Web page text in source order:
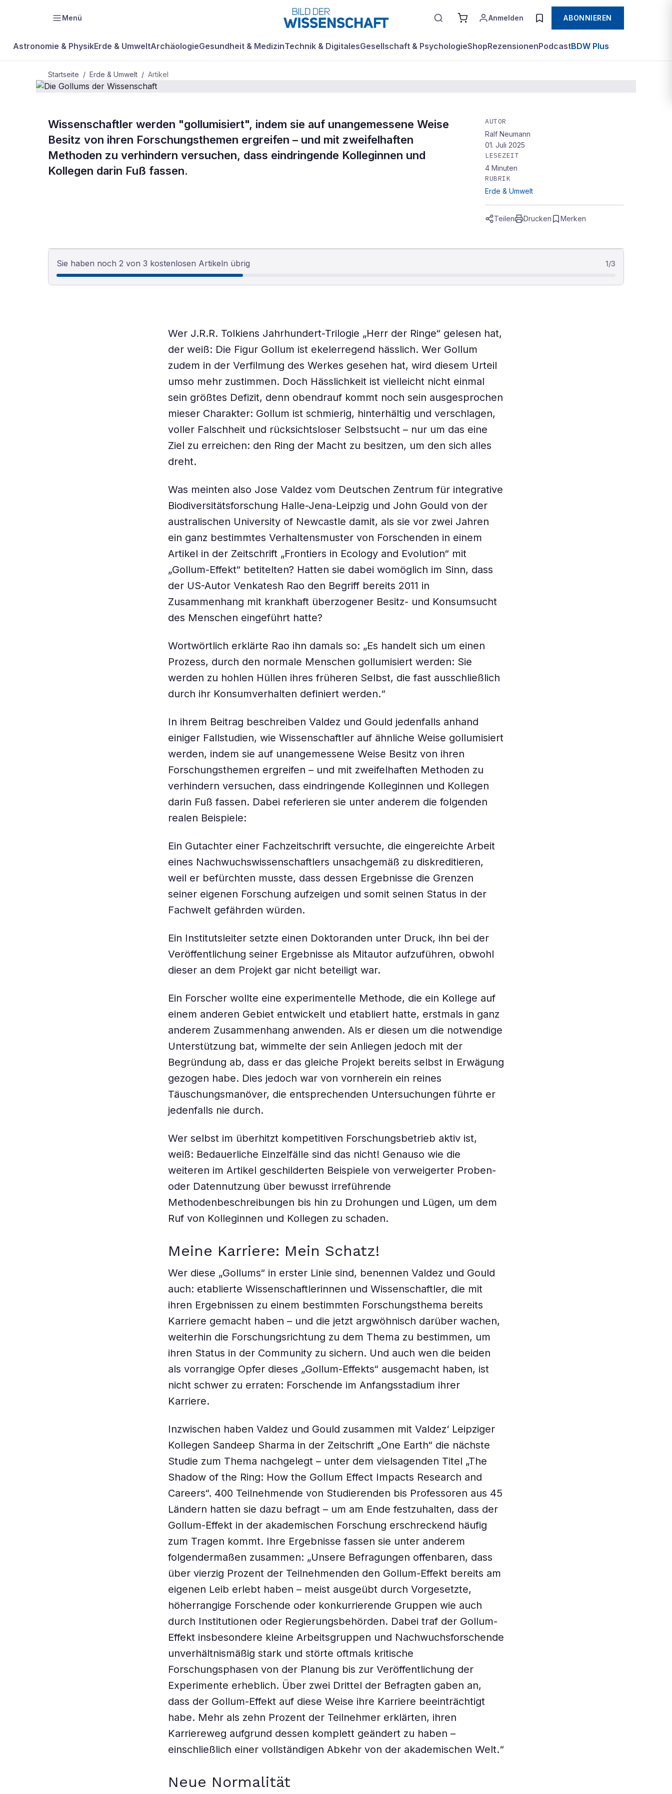
Menü Anmelden ABONNIEREN
Astronomie & PhysikErde & UmweltArchäologieGesundheit & MedizinTechnik & DigitalesGesellschaft & PsychologieShopRezensionenPodcastBDW Plus
Startseite / Erde & Umwelt / Artikel
BDW Plus ERDE & UMWELT
Die Gollums der
Wissenschaft
Wissenschaftler werden "gollumisiert", indem sie auf unangemessene Weise
Besitz von ihren Forschungsthemen ergreifen – und mit zweifelhaften
Methoden zu verhindern versuchen, dass eindringende Kolleginnen und
Kollegen darin Fuß fassen.
AUTOR
Ralf Neumann
01. Juli 2025
LESEZEIT
4 Minuten
RUBRIK
Erde & Umwelt
Teilen Drucken Merken
Sie haben noch 2 von 3 kostenlosen Artikeln übrig 1/3
Wer J.R.R. Tolkiens Jahrhundert-Trilogie „Herr der Ringe“ gelesen hat,
der weiß: Die Figur Gollum ist ekelerregend hässlich. Wer Gollum
zudem in der Verfilmung des Werkes gesehen hat, wird diesem Urteil
umso mehr zustimmen. Doch Hässlichkeit ist vielleicht nicht einmal
sein größtes Defizit, denn obendrauf kommt noch sein ausgesprochen
mieser Charakter: Gollum ist schmierig, hinterhältig und verschlagen,
voller Falschheit und rücksichtsloser Selbstsucht – nur um das eine
Ziel zu erreichen: den Ring der Macht zu besitzen, um den sich alles
dreht.
Was meinten also Jose Valdez vom Deutschen Zentrum für integrative
Biodiversitätsforschung Halle-Jena-Leipzig und John Gould von der
australischen University of Newcastle damit, als sie vor zwei Jahren
ein ganz bestimmtes Verhaltensmuster von Forschenden in einem
Artikel in der Zeitschrift „Frontiers in Ecology and Evolution“ mit
„Gollum-Effekt“ betitelten? Hatten sie dabei womöglich im Sinn, dass
der US-Autor Venkatesh Rao den Begriff bereits 2011 in
Zusammenhang mit krankhaft überzogener Besitz- und Konsumsucht
des Menschen eingeführt hatte?
Wortwörtlich erklärte Rao ihn damals so: „Es handelt sich um einen
Prozess, durch den normale Menschen gollumisiert werden: Sie
werden zu hohlen Hüllen ihres früheren Selbst, die fast ausschließlich
durch ihr Konsumverhalten definiert werden.“
In ihrem Beitrag beschreiben Valdez und Gould jedenfalls anhand
einiger Fallstudien, wie Wissenschaftler auf ähnliche Weise gollumisiert
werden, indem sie auf unangemessene Weise Besitz von ihren
Forschungsthemen ergreifen – und mit zweifelhaften Methoden zu
verhindern versuchen, dass eindringende Kolleginnen und Kollegen
darin Fuß fassen. Dabei referieren sie unter anderem die folgenden
realen Beispiele:
Ein Gutachter einer Fachzeitschrift versuchte, die eingereichte Arbeit
eines Nachwuchswissenschaftlers unsachgemäß zu diskreditieren,
weil er befürchten musste, dass dessen Ergebnisse die Grenzen
seiner eigenen Forschung aufzeigen und somit seinen Status in der
Fachwelt gefährden würden.
Ein Institutsleiter setzte einen Doktoranden unter Druck, ihn bei der
Veröffentlichung seiner Ergebnisse als Mitautor aufzuführen, obwohl
dieser an dem Projekt gar nicht beteiligt war.
Ein Forscher wollte eine experimentelle Methode, die ein Kollege auf
einem anderen Gebiet entwickelt und etabliert hatte, erstmals in ganz
anderem Zusammenhang anwenden. Als er diesen um die notwendige
Unterstützung bat, wimmelte der sein Anliegen jedoch mit der
Begründung ab, dass er das gleiche Projekt bereits selbst in Erwägung
gezogen habe. Dies jedoch war von vornherein ein reines
Täuschungsmanöver, die entsprechenden Untersuchungen führte er
jedenfalls nie durch.
Wer selbst im überhitzt kompetitiven Forschungsbetrieb aktiv ist,
weiß: Bedauerliche Einzelfälle sind das nicht! Genauso wie die
weiteren im Artikel geschilderten Beispiele von verweigerter Proben-
oder Datennutzung über bewusst irreführende
Methodenbeschreibungen bis hin zu Drohungen und Lügen, um dem
Ruf von Kolleginnen und Kollegen zu schaden.
Meine Karriere: Mein Schatz!
Wer diese „Gollums“ in erster Linie sind, benennen Valdez und Gould
auch: etablierte Wissenschaftlerinnen und Wissenschaftler, die mit
ihren Ergebnissen zu einem bestimmten Forschungsthema bereits
Karriere gemacht haben – und die jetzt argwöhnisch darüber wachen,
weiterhin die Forschungsrichtung zu dem Thema zu bestimmen, um
ihren Status in der Community zu sichern. Und auch wen die beiden
als vorrangige Opfer dieses „Gollum-Effekts“ ausgemacht haben, ist
nicht schwer zu erraten: Forschende im Anfangsstadium ihrer
Karriere.
Inzwischen haben Valdez und Gould zusammen mit Valdez‘ Leipziger
Kollegen Sandeep Sharma in der Zeitschrift „One Earth“ die nächste
Studie zum Thema nachgelegt – unter dem vielsagenden Titel „The
Shadow of the Ring: How the Gollum Effect Impacts Research and
Careers“. 400 Teilnehmende von Studierenden bis Professoren aus 45
Ländern hatten sie dazu befragt – um am Ende festzuhalten, dass der
Gollum-Effekt in der akademischen Forschung erschreckend häufig
zum Tragen kommt. Ihre Ergebnisse fassen sie unter anderem
folgendermaßen zusammen: „Unsere Befragungen offenbaren, dass
über vierzig Prozent der Teilnehmenden den Gollum-Effekt bereits am
eigenen Leib erlebt haben – meist ausgeübt durch Vorgesetzte,
höherrangige Forschende oder konkurrierende Gruppen wie auch
durch Institutionen oder Regierungsbehörden. Dabei traf der Gollum-
Effekt insbesondere kleine Arbeitsgruppen und Nachwuchsforschende
unverhältnismäßig stark und störte oftmals kritische
Forschungsphasen von der Planung bis zur Veröffentlichung der
Experimente erheblich. Über zwei Drittel der Befragten gaben an,
dass der Gollum-Effekt auf diese Weise ihre Karriere beeinträchtigt
habe. Mehr als zehn Prozent der Teilnehmer erklärten, ihren
Karriereweg aufgrund dessen komplett geändert zu haben –
einschließlich einer vollständigen Abkehr von der akademischen Welt.“
Neue Normalität